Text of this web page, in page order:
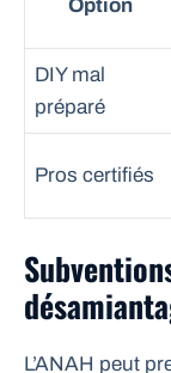
Option
DIY mal
préparé
Pros certifiés
L’ANAH peut